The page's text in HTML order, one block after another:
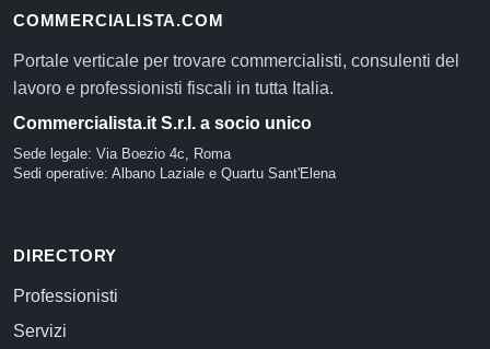
COMMERCIALISTA.COM
Portale verticale per trovare commercialisti, consulenti del
lavoro e professionisti fiscali in tutta Italia.
Commercialista.it S.r.l. a socio unico
Sede legale: Via Boezio 4c, Roma
Sedi operative: Albano Laziale e Quartu Sant'Elena
DIRECTORY
Professionisti
Servizi